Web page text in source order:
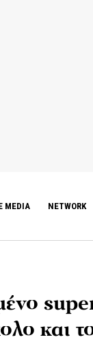
MEDIA NETWORK
και